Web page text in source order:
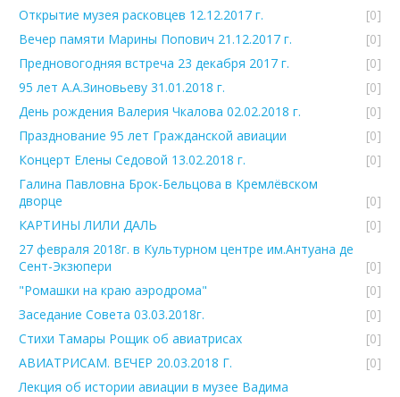
Открытие музея расковцев 12.12.2017 г.
[0]
Вечер памяти Марины Попович 21.12.2017 г.
[0]
Предновогодняя встреча 23 декабря 2017 г.
[0]
95 лет А.А.Зиновьеву 31.01.2018 г.
[0]
День рождения Валерия Чкалова 02.02.2018 г.
[0]
Празднование 95 лет Гражданской авиации
[0]
Концерт Елены Седовой 13.02.2018 г.
[0]
Галина Павловна Брок-Бельцова в Кремлёвском
дворце
[0]
КАРТИНЫ ЛИЛИ ДАЛЬ
[0]
27 февраля 2018г. в Культурном центре им.Антуана де
Сент-Экзюпери
[0]
"Ромашки на краю аэродрома"
[0]
Заседание Совета 03.03.2018г.
[0]
Стихи Тамары Рощик об авиатрисах
[0]
АВИАТРИСАМ. ВЕЧЕР 20.03.2018 Г.
[0]
Лекция об истории авиации в музее Вадима